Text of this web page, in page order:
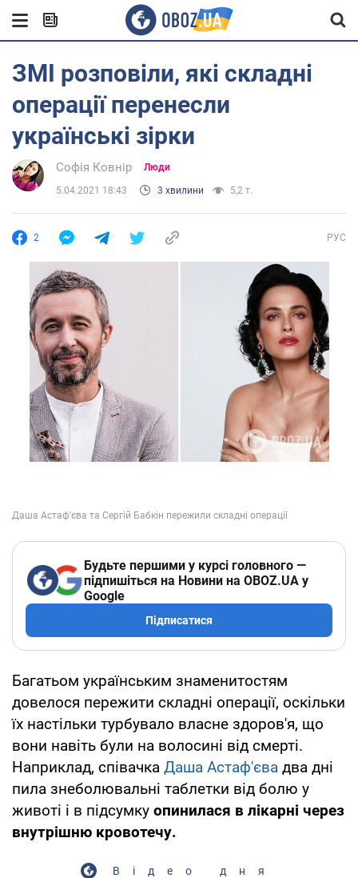
ЗМІ розповіли, які складні
операції перенесли
українські зірки
Софія Ковнір Люди
5.04.2021 18:43 3 хвилини 5,2 т.
2 РУС
Будьте першими у курсі головного —
підпишіться на Новини на OBOZ.UA у
Google
Підписатися
Багатьом українським знаменитостям
довелося пережити складні операції, оскільки
їх настільки турбувало власне здоров'я, що
вони навіть були на волосині від смерті.
Наприклад, співачка Даша Астаф'єва два дні
пила знеболювальні таблетки від болю у
животі і в підсумку опинилася в лікарні через
внутрішню кровотечу.
Відео дня